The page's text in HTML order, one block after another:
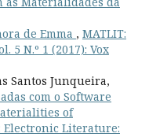
de Emma , MATLIT:
5 N.º 1 (2017): Vox
Santos Junqueira,
com o Software
of
Electronic Literature: